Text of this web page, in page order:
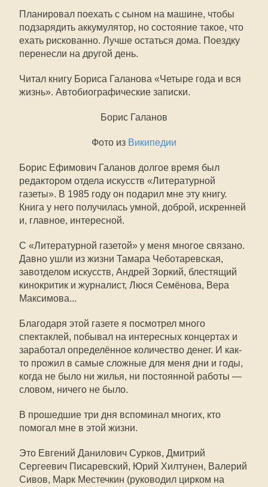
Планировал поехать с сыном на машине, чтобы
подзарядить аккумулятор, но состояние такое, что
ехать рискованно. Лучше остаться дома. Поездку
перенесли на другой день.
Читал книгу Бориса Галанова «Четыре года и вся
жизнь». Автобиографические записки.
Борис Галанов
Фото из Википедии
Борис Ефимович Галанов долгое время был
редактором отдела искусств «Литературной
газеты». В 1985 году он подарил мне эту книгу.
Книга у него получилась умной, доброй, искренней
и, главное, интересной.
С «Литературной газетой» у меня многое связано.
Давно ушли из жизни Тамара Чеботаревская,
завотделом искусств, Андрей Зоркий, блестящий
кинокритик и журналист, Люся Семёнова, Вера
Максимова...
Благодаря этой газете я посмотрел много
спектаклей, побывал на интересных концертах и
заработал определённое количество денег. И как-
то прожил в самые сложные для меня дни и годы,
когда не было ни жилья, ни постоянной работы —
словом, ничего не было.
В прошедшие три дня вспоминал многих, кто
помогал мне в этой жизни.
Это Евгений Данилович Сурков, Дмитрий
Сергеевич Писаревский, Юрий Хилтунен, Валерий
Сивов, Марк Местечкин (руководил цирком на